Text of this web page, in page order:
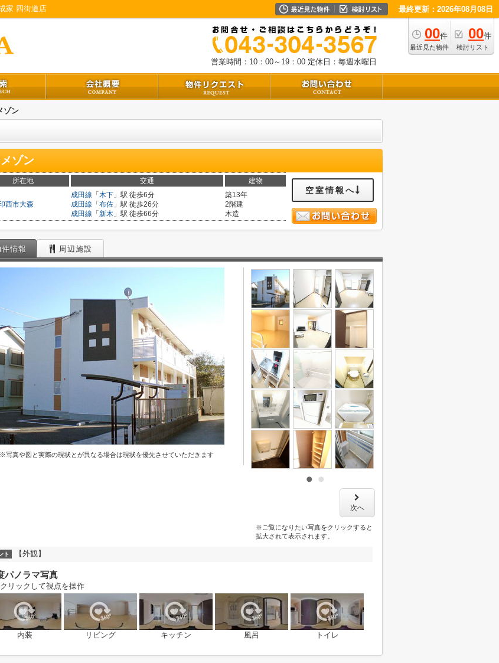
家 四街道店 最終更新：2026年08月08日
00件
最近見た物件
00件
検討リスト
営業時間：10：00～19：00 定休日：毎週水曜日
ゾン
ゾン
所在地 交通 建物
西市大森
成田線 「 木下 」駅 徒歩6分
成田線 「 布佐 」駅 徒歩26分
成田線 「 新木 」駅 徒歩66分
築13年
2階建
木造
空室情報へ
件情報 周辺施設
※写真や図と実際の現状とが異なる場合は現状を優先させていただきます
次へ
※ご覧になりたい写真をクリックすると
拡大されて表示されます。
ト 【外観】
パノラマ写真
リックして視点を操作
内装 リビング キッチン 風呂 トイレ